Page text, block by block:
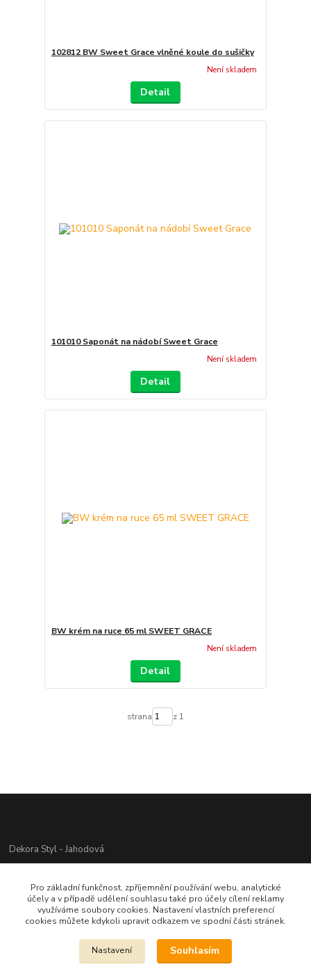
102812 BW Sweet Grace vlněné koule do sušičky
Není skladem
Detail
101010 Saponát na nádobí Sweet Grace
Není skladem
Detail
BW krém na ruce 65 ml SWEET GRACE
Není skladem
Detail
strana z 1
Dekora Styl - Jahodová
721312944
info@zbozi-darky.cz
Pro základní funkčnost, zpříjemnění používání webu, analytické
účely a v případě udělení souhlasu také pro účely cílení reklamy
využíváme soubory cookies. Nastavení vlastních preferencí
cookies můžete kdykoli upravit odkazem ve spodní části stránek.
Nastavení Souhlasím